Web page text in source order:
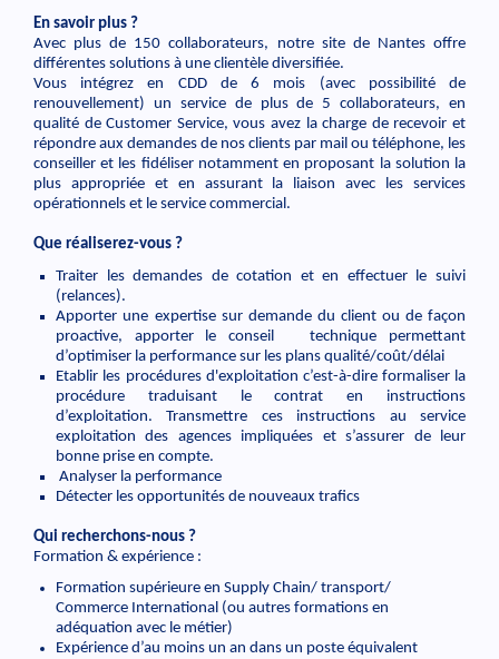
En savoir plus ?
Avec plus de 150 collaborateurs, notre site de Nantes offre
différentes solutions à une clientèle diversifiée.
Vous intégrez en CDD de 6 mois (avec possibilité de
renouvellement) un service de plus de 5 collaborateurs, en
qualité de Customer Service, vous avez la charge de recevoir et
répondre aux demandes de nos clients par mail ou téléphone, les
conseiller et les fidéliser notamment en proposant la solution la
plus appropriée et en assurant la liaison avec les services
opérationnels et le service commercial.
Que réaliserez-vous ?
Traiter les demandes de cotation et en effectuer le suivi
(relances).
Apporter une expertise sur demande du client ou de façon
proactive, apporter le conseil technique permettant
d’optimiser la performance sur les plans qualité/coût/délai
Etablir les procédures d'exploitation c’est-à-dire formaliser la
procédure traduisant le contrat en instructions
d’exploitation. Transmettre ces instructions au service
exploitation des agences impliquées et s’assurer de leur
bonne prise en compte.
Analyser la performance
Détecter les opportunités de nouveaux trafics
Qui recherchons-nous ?
Formation & expérience :
Formation supérieure en Supply Chain/ transport/
Commerce International (ou autres formations en
adéquation avec le métier)
Expérience d’au moins un an dans un poste équivalent